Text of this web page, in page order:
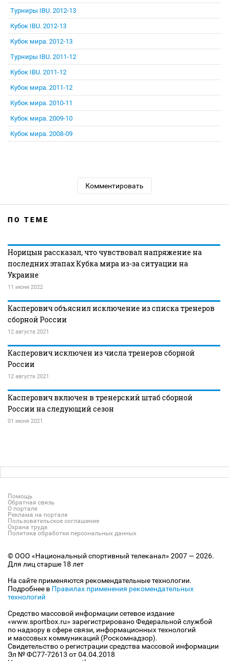
Турниры IBU. 2012-13
Кубок IBU. 2012-13
Кубок мира. 2012-13
Турниры IBU. 2011-12
Кубок IBU. 2011-12
Кубок мира. 2011-12
Кубок мира. 2010-11
Кубок мира. 2009-10
Кубок мира. 2008-09
Комментировать
ПО ТЕМЕ
Норицын рассказал, что чувствовал напряжение на
последних этапах Кубка мира из-за ситуации на
Украине
11 июня 2022
Касперович объяснил исключение из списка тренеров
сборной России
12 августа 2021
Касперович исключен из числа тренеров сборной
России
12 августа 2021
Касперович включен в тренерский штаб сборной
России на следующий сезон
01 июня 2021
Помощь
Обратная связь
О портале
Реклама на портале
Пользовательское соглашение
Охрана труда
Политика обработки персональных данных
© ООО «Национальный спортивный телеканал» 2007 — 2026.
Для лиц старше 18 лет
На сайте применяются рекомендательные технологии.
Подробнее в Правилах применения рекомендательных
технологий
Средство массовой информации сетевое издание
«www.sportbox.ru» зарегистрировано Федеральной службой
по надзору в сфере связи, информационных технологий
и массовых коммуникаций (Роскомнадзор).
Свидетельство о регистрации средства массовой информации
Эл № ФС77-72613 от 04.04.2018